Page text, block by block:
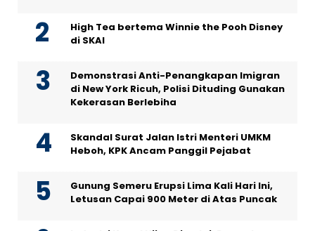
High Tea bertema Winnie the Pooh Disney
di SKAI
Demonstrasi Anti-Penangkapan Imigran
di New York Ricuh, Polisi Dituding Gunakan
Kekerasan Berlebiha
Skandal Surat Jalan Istri Menteri UMKM
Heboh, KPK Ancam Panggil Pejabat
Gunung Semeru Erupsi Lima Kali Hari Ini,
Letusan Capai 900 Meter di Atas Puncak